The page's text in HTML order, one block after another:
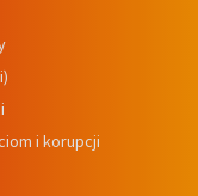
i korupcji